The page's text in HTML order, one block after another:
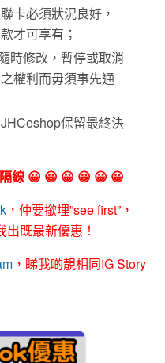
卡必須狀況良好，
才可享有；
時修改，暫停或取消
權利而毋須事先通
JHCeshop保留最終決
線 😀 😀 😀 😀 😀 😀
，仲要撳埋”see first”，
既最新優惠！
，睇我啲靚相同IG Story